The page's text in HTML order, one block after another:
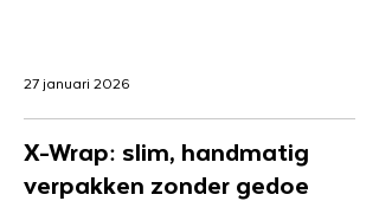
27 januari 2026
X-Wrap: slim, handmatig
verpakken zonder gedoe